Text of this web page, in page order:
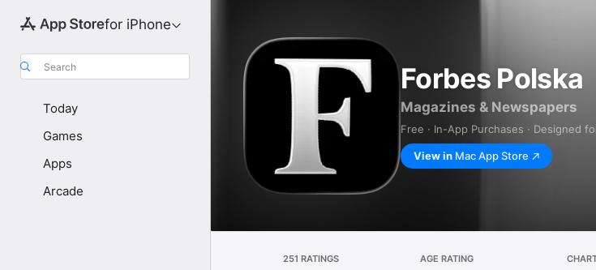
for iPhone
Search
Today
Games
Apps
Arcade
Forbes Polska
Magazines & Newspapers
Free · In-App Purchases · Designed
View in Mac App Store
251 RATINGS AGE RATING